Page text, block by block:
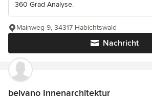
360 Grad Analyse.
Nachricht
Mainweg 9, 34317 Habichtswald
belvano Innenarchitektur